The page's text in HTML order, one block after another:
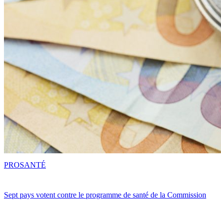
Sept pays votent contre le programme de santé de la Commission
PROSANTÉ